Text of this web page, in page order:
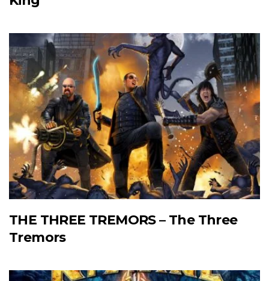
THE THREE TREMORS – The Three
Tremors